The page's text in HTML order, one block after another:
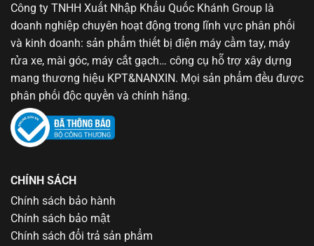
Công ty TNHH Xuất Nhập Khẩu Quốc Khánh Group là
doanh nghiệp chuyên hoạt động trong lĩnh vực phân phối
và kinh doanh: sản phẩm thiết bị điện máy cầm tay, máy
rửa xe, mài góc, máy cắt gạch… công cụ hỗ trợ xây dựng
mang thương hiệu KPT&NANXIN. Mọi sản phẩm đều được
phân phối độc quyền và chính hãng.
CHÍNH SÁCH
Chính sách bảo hành
Chính sách bảo mật
Chính sách đổi trả sản phẩm